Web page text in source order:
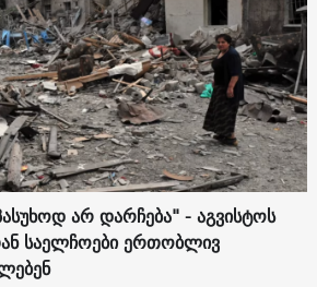
არ დარჩება" - აგვისტოს
საელჩოები ერთობლივ